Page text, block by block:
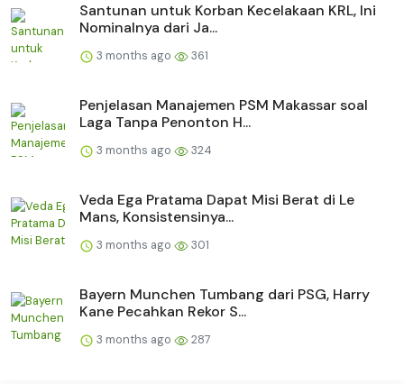
Santunan untuk Korban Kecelakaan KRL, Ini
Nominalnya dari Ja...
3 months ago 361
Penjelasan Manajemen PSM Makassar soal
Laga Tanpa Penonton H...
3 months ago 324
Veda Ega Pratama Dapat Misi Berat di Le
Mans, Konsistensinya...
3 months ago 301
Bayern Munchen Tumbang dari PSG, Harry
Kane Pecahkan Rekor S...
3 months ago 287